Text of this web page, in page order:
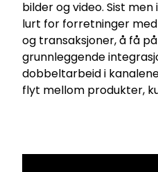
bilder og video. Sist
lurt for forretninger
og transaksjoner, å få
grunnleggende
dobbeltarbeid i
flyt mellom produkter,